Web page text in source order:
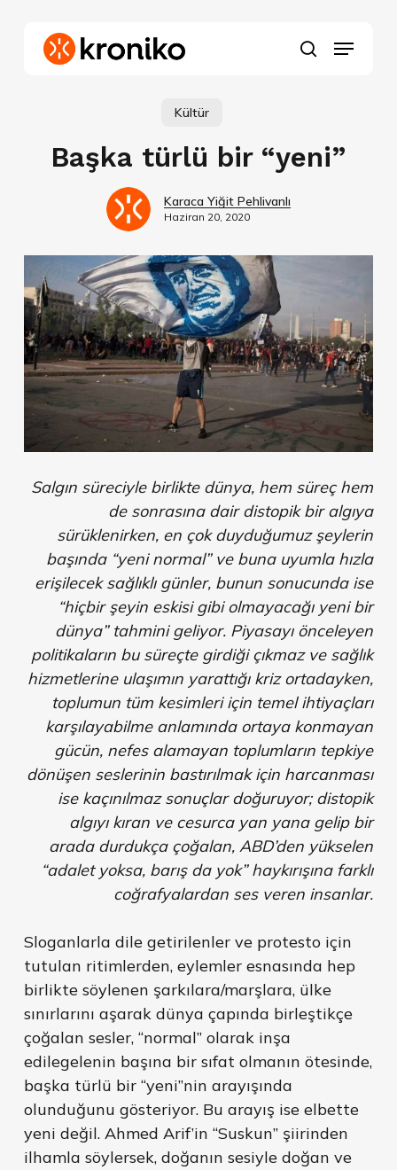
search
Menu
Kültür
Başka türlü bir “yeni”
Karaca Yiğit Pehlivanlı
Haziran 20, 2020
Salgın süreciyle birlikte dünya, hem süreç hem
de sonrasına dair distopik bir algıya
sürüklenirken, en çok duyduğumuz şeylerin
başında “yeni normal” ve buna uyumla hızla
erişilecek sağlıklı günler, bunun sonucunda ise
“hiçbir şeyin eskisi gibi olmayacağı yeni bir
dünya” tahmini geliyor. Piyasayı önceleyen
politikaların bu süreçte girdiği çıkmaz ve sağlık
hizmetlerine ulaşımın yarattığı kriz ortadayken,
toplumun tüm kesimleri için temel ihtiyaçları
karşılayabilme anlamında ortaya konmayan
gücün, nefes alamayan toplumların tepkiye
dönüşen seslerinin bastırılmak için harcanması
ise kaçınılmaz sonuçlar doğuruyor; distopik
algıyı kıran ve cesurca yan yana gelip bir
arada durdukça çoğalan, ABD’den yükselen
“adalet yoksa, barış da yok” haykırışına farklı
coğrafyalardan ses veren insanlar.
Sloganlarla dile getirilenler ve protesto için
tutulan ritimlerden, eylemler esnasında hep
birlikte söylenen şarkılara/marşlara, ülke
sınırlarını aşarak dünya çapında birleştikçe
çoğalan sesler, “normal” olarak inşa
edilegelenin başına bir sıfat olmanın ötesinde,
başka türlü bir “yeni”nin arayışında
olunduğunu gösteriyor. Bu arayış ise elbette
yeni değil. Ahmed Arif’in ‘‘Suskun’’ şiirinden
ilhamla söylersek, doğanın sesiyle doğan ve